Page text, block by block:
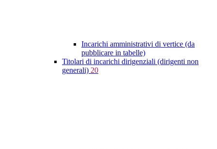
Incarichi amministrativi di vertice (da
pubblicare in tabelle)
Titolari di incarichi dirigenziali (dirigenti non
generali) 20